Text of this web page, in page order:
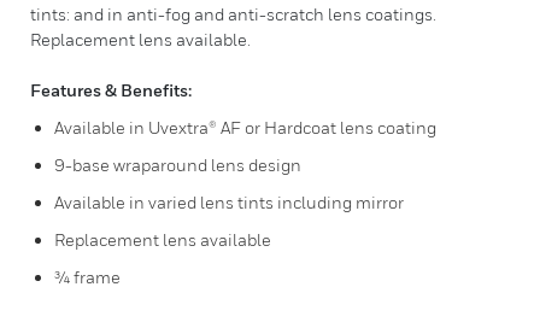
tints: and in anti-fog and anti-scratch lens coatings.
Replacement lens available.
Features & Benefits:
Available in Uvextra® AF or Hardcoat lens coating
9-base wraparound lens design
Available in varied lens tints including mirror
Replacement lens available
¾ frame